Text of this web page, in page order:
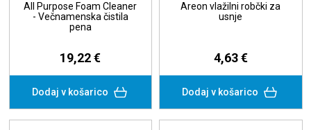
All Purpose Foam Cleaner
- Večnamenska čistila
pena
19,22 €
Dodaj v košarico
Areon vlažilni robčki za
usnje
4,63 €
Dodaj v košarico